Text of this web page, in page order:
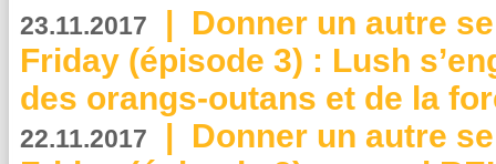
23.11.2017 | Donner un autre
Friday (épisode 3) : Lush
des orangs-outans et de la
22.11.2017 | Donner un autre